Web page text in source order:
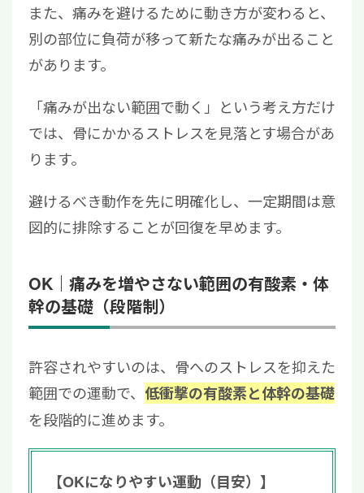
また、痛みを避けるために動き方が変わると、
別の部位に負荷が移って新たな痛みが出ること
があります。
「痛みが出ない範囲で動く」という考え方だけ
では、骨にかかるストレスを見落とす場合があ
ります。
避けるべき動作を先に明確化し、一定期間は意
図的に排除することが回復を早めます。
OK｜痛みを増やさない範囲の有酸素・体
幹の基礎（段階制）
許容されやすいのは、骨へのストレスを抑えた
範囲での運動で、 低衝撃の有酸素と体幹の基礎
を段階的に進めます。
【OKになりやすい運動（目安）】